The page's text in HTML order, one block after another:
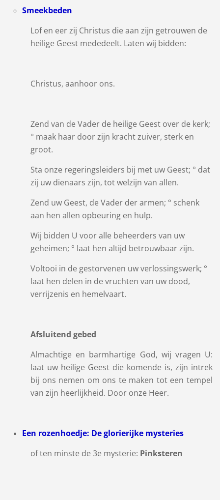
Smeekbeden
Lof en eer zij Christus die aan zijn getrouwen de
heilige Geest mededeelt. Laten wij bidden:
Christus, aanhoor ons.
Zend van de Vader de heilige Geest over de kerk;
° maak haar door zijn kracht zuiver, sterk en
groot.
Sta onze regeringsleiders bij met uw Geest; ° dat
zij uw dienaars zijn, tot welzijn van allen.
Zend uw Geest, de Vader der armen; ° schenk
aan hen allen opbeuring en hulp.
Wij bidden U voor alle beheerders van uw
geheimen; ° laat hen altijd betrouwbaar zijn.
Voltooi in de gestorvenen uw verlossingswerk; °
laat hen delen in de vruchten van uw dood,
verrijzenis en hemelvaart.
Afsluitend gebed
Almachtige en barmhartige God, wij vragen U:
laat uw heilige Geest die komende is, zijn intrek
bij ons nemen om ons te maken tot een tempel
van zijn heerlijkheid. Door onze Heer.
Een rozenhoedje: De glorierijke mysteries
of ten minste de 3e mysterie: Pinksteren